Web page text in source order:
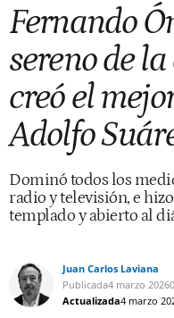
Fernando
sereno de
creó el
Adolfo
Dominó todos los
radio y televisión, e
templado y abierto al
Juan Carlos Laviana
Publicada4 marzo 2026
Actualizada4 marzo